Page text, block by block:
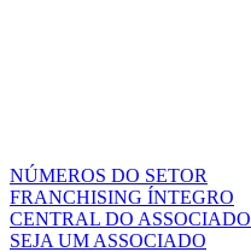
NÚMEROS DO SETOR
FRANCHISING ÍNTEGRO
CENTRAL DO ASSOCIADO
SEJA UM ASSOCIADO